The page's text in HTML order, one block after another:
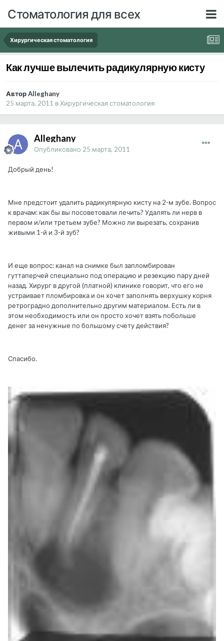
Стоматология для всех
Хирургическая стоматология
Как лучше вылечить радикулярную кисту
Автор Alleghany
25 марта, 2011 вХирургическая стоматология
Alleghany
Опубликовано 25 марта, 2011
Добрый день!
Мне предстоит удалить радикулярную кисту на 2-м зубе. Вопрос
к врачам: как бы вы посоветовали лечить? Удалять ли нерв в
первом и/или третьем зубе? Можно ли вырезать, сохранив
живыми 1-й и 3-й зуб?
И еще вопрос: канал на снимке был запломбирован
гуттаперчей специально под операцию и резекцию пару дней
назад. Хирург в другой (платной) клинике говорит, что его не
устраивает пломбировка и он хочет заполнять верхушку корня
ретроградно дополнительно другим материалом. Есть ли в
этом необходимость или он просто хочет взять побольше
денег за ненужные по большому счету действия?
Спасибо.